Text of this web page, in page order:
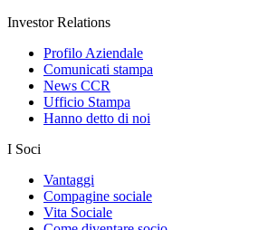
Investor Relations
Profilo Aziendale
Comunicati stampa
News CCR
Ufficio Stampa
Hanno detto di noi
I Soci
Vantaggi
Compagine sociale
Vita Sociale